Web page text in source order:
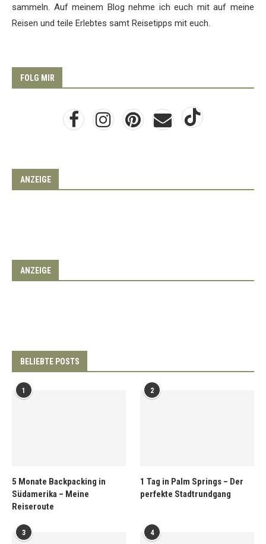
sammeln. Auf meinem Blog nehme ich euch mit auf meine
Reisen und teile Erlebtes samt Reisetipps mit euch.
FOLG MIR
ANZEIGE
ANZEIGE
BELIEBTE POSTS
1
5 Monate Backpacking in
Südamerika – Meine
Reiseroute
2
1 Tag in Palm Springs – Der
perfekte Stadtrundgang
3 4